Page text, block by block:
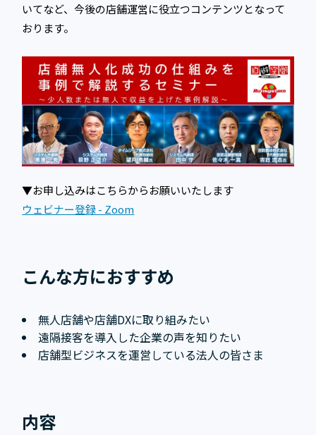
いてなど、今後の店舗運営に役立つコンテンツとなって
おります。
▼お申し込みはこちらからお願いいたします
ウェビナー登録 - Zoom
こんな方におすすめ
無人店舗や店舗DXに取り組みたい
遠隔接客を導入した企業の声を知りたい
店舗型ビジネスを運営している法人の皆さま
内容